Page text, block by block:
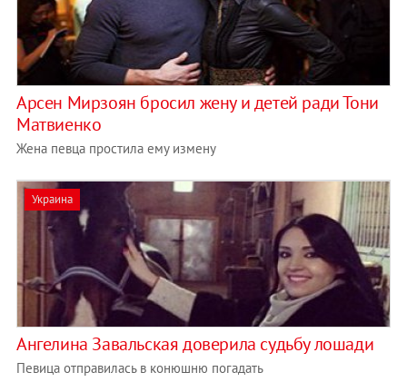
Арсен Мирзоян бросил жену и детей ради Тони
Матвиенко
Жена певца простила ему измену
Украина
Ангелина Завальская доверила судьбу лошади
Певица отправилась в конюшню погадать